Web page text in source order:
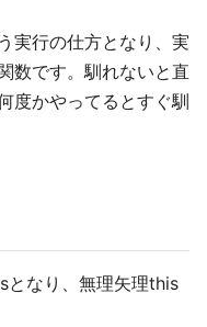
実行の仕方となり、実
数です。馴れないと直
度かやってるとすぐ馴
となり、無理矢理this